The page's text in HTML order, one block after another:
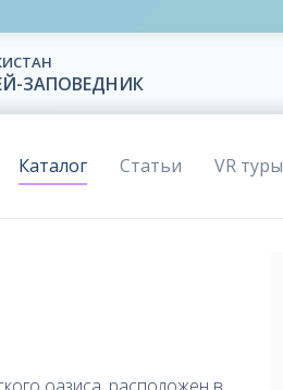
ЗАПОВЕДНИК
Каталог Статьи VR туры